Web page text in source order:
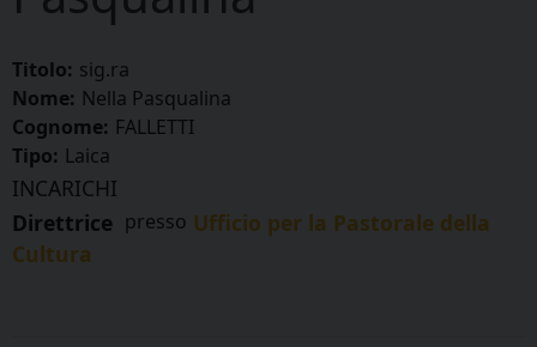
Titolo: sig.ra
Nome: Nella Pasqualina
Cognome: FALLETTI
Tipo: Laica
INCARICHI
Direttrice presso Ufficio per la Pastorale della
Cultura